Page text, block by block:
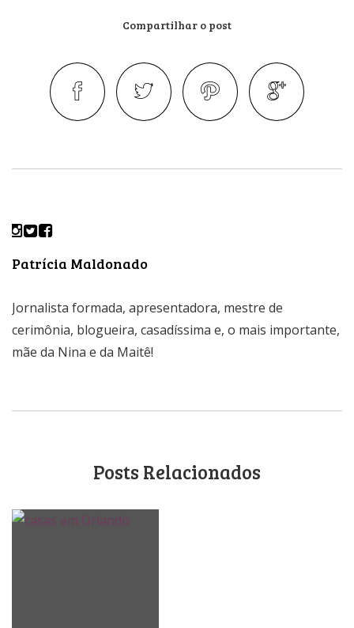
Compartilhar o post
Patrícia Maldonado
Jornalista formada, apresentadora, mestre de
cerimônia, blogueira, casadíssima e, o mais importante,
mãe da Nina e da Maitê!
Posts Relacionados